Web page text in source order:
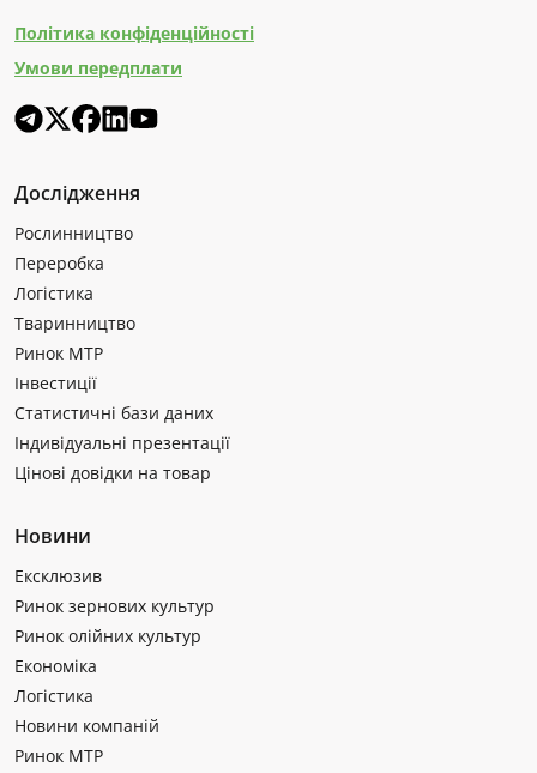
Політика конфіденційності
Умови передплати
Дослідження
Рослинництво
Переробка
Логістика
Тваринництво
Ринок МТР
Інвестиції
Статистичні бази даних
Індивідуальні презентації
Цінові довідки на товар
Новини
Ексклюзив
Ринок зернових культур
Ринок олійних культур
Економіка
Логістика
Новини компаній
Ринок МТР